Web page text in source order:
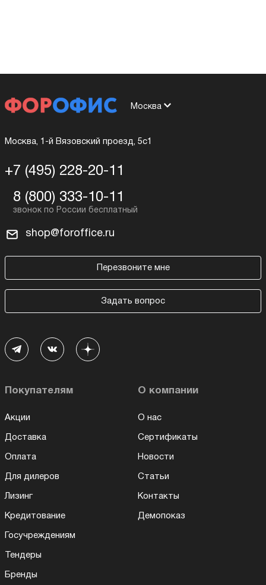
Москва
Москва, 1-й Вязовский проезд, 5с1
+7 (495) 228-20-11
8 (800) 333-10-11
shop@foroffice.ru
Перезвоните мне
Задать вопрос
Покупателям
Акции
Доставка
Оплата
Для дилеров
Лизинг
Кредитование
Госучреждениям
Тендеры
Бренды
О компании
О нас
Сертификаты
Новости
Статьи
Контакты
Демопоказ